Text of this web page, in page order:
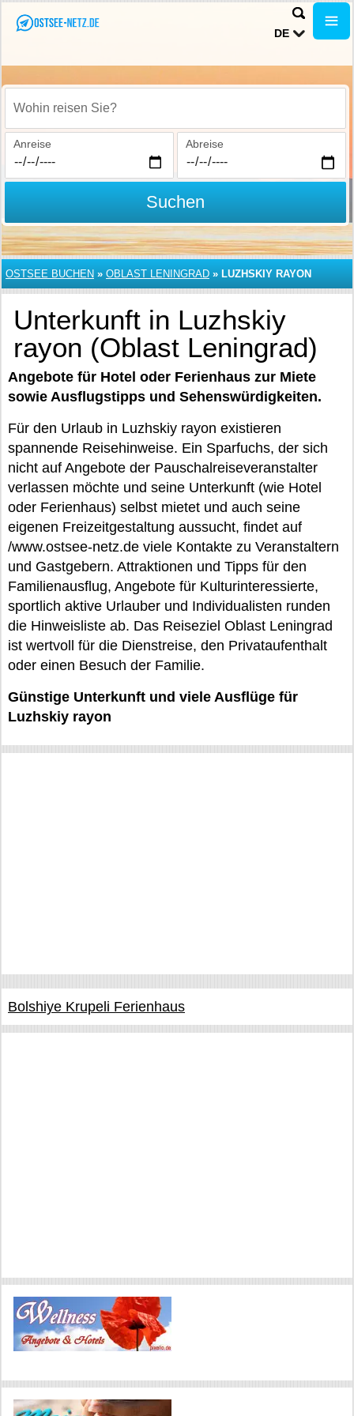
DE
Wohin reisen Sie?
Anreise Abreise
Suchen
OSTSEE BUCHEN » OBLAST LENINGRAD » LUZHSKIY RAYON
Unterkunft in Luzhskiy
rayon (Oblast Leningrad)
Angebote für Hotel oder Ferienhaus zur Miete
sowie Ausflugstipps und Sehenswürdigkeiten.
Für den Urlaub in Luzhskiy rayon existieren
spannende Reisehinweise. Ein Sparfuchs, der sich
nicht auf Angebote der Pauschalreiseveranstalter
verlassen möchte und seine Unterkunft (wie Hotel
oder Ferienhaus) selbst mietet und auch seine
eigenen Freizeitgestaltung aussucht, findet auf
/www.ostsee-netz.de viele Kontakte zu Veranstaltern
und Gastgebern. Attraktionen und Tipps für den
Familienausflug, Angebote für Kulturinteressierte,
sportlich aktive Urlauber und Individualisten runden
die Hinweisliste ab. Das Reiseziel Oblast Leningrad
ist wertvoll für die Dienstreise, den Privataufenthalt
oder einen Besuch der Familie.
Günstige Unterkunft und viele Ausflüge für
Luzhskiy rayon
Bolshiye Krupeli Ferienhaus